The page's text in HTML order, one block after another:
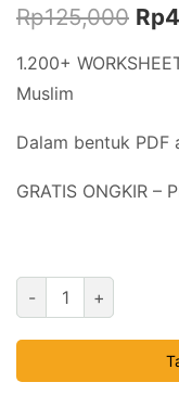
Rp125,000 Rp
1.200+
Muslim
Dalam bentuk
GRATIS ONGKIR –
-
Kuantitas
LEMBAR
WORKSHEET
+